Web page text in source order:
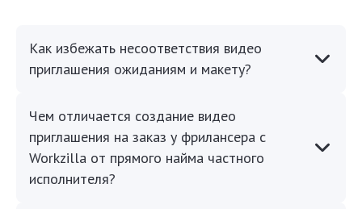
Как избежать несоответствия видео
приглашения ожиданиям и макету?
Чем отличается создание видео
приглашения на заказ у фрилансера с
Workzilla от прямого найма частного
исполнителя?